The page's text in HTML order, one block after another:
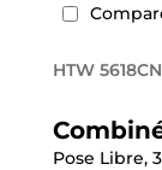
HTW
Pose Libre,